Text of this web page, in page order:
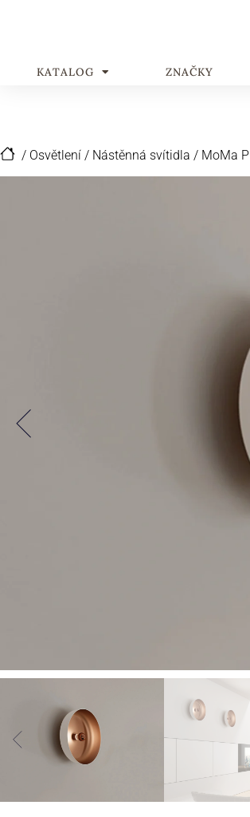
KATALOG ZNAČKY
/ Osvětlení / Nástěnná svítidla / MoMa P